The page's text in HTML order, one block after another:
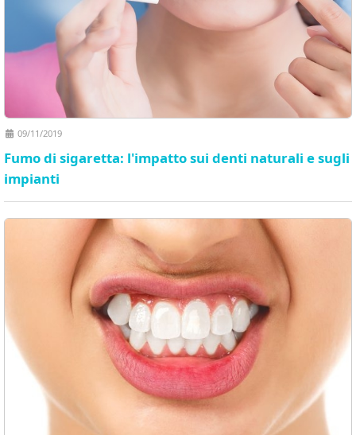
09/11/2019
Fumo di sigaretta: l'impatto sui denti naturali e sugli
impianti